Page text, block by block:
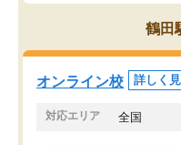
鶴田
オンライン校 詳しく
対応エリア 全国